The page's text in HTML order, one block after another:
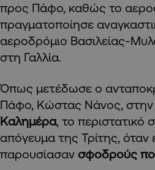
προς Πάφο, καθώς το
πραγματοποίησε
αεροδρόμιο Βασιλείας-
στη Γαλλία.
Όπως μετέδωσε ο
Πάφο, Κώστας Νάνος, στην
Καλημέρα, το περιστατικό
απόγευμα της Τρίτης, όταν
παρουσίασαν σφοδρούς